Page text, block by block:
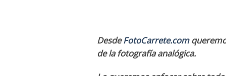
DesdeFotoCarrete.com
de la fotografía analógica.